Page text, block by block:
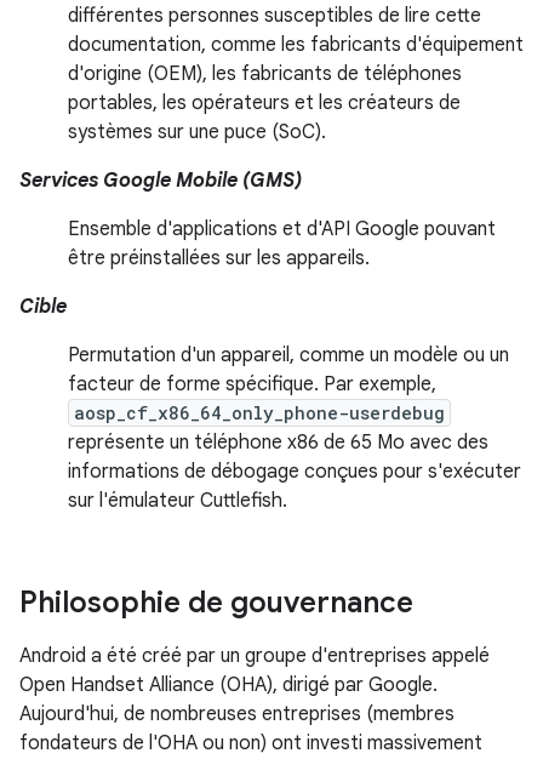
différentes personnes susceptibles de lire cette
documentation, comme les fabricants d'équipement
d'origine (OEM), les fabricants de téléphones
portables, les opérateurs et les créateurs de
systèmes sur une puce (SoC).
Services Google Mobile (GMS)
Ensemble d'applications et d'API Google pouvant
être préinstallées sur les appareils.
Cible
Permutation d'un appareil, comme un modèle ou un
facteur de forme spécifique. Par exemple,
aosp_cf_x86_64_only_phone-userdebug
représente un téléphone x86 de 65 Mo avec des
informations de débogage conçues pour s'exécuter
sur l'émulateur Cuttlefish.
Philosophie de gouvernance
Android a été créé par un groupe d'entreprises appelé
Open Handset Alliance (OHA), dirigé par Google.
Aujourd'hui, de nombreuses entreprises (membres
fondateurs de l'OHA ou non) ont investi massivement